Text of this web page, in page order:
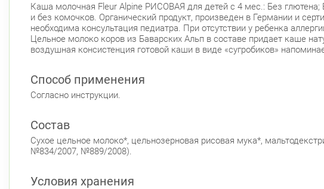
Каша молочная Fleur Alpine РИСОВАЯ для детей с 4 мес.: Без глютена;
и без комочков. Органический продукт, произведен в Германии и
необходима консультация педиатра. При отсутствии у ребенка
Цельное молоко коров из Баварских Альп в составе придает каше
воздушная консистенция готовой каши в виде «сугробиков»
Способ применения
Согласно инструкции.
Состав
Сухое цельное молоко*, цельнозерновая рисовая мука*,
№834/2007, №889/2008).
Условия хранения